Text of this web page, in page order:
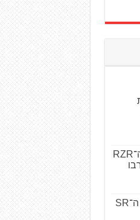
פולריס חושפת את ה־RZR
אפריליה משיקה את ה־SR